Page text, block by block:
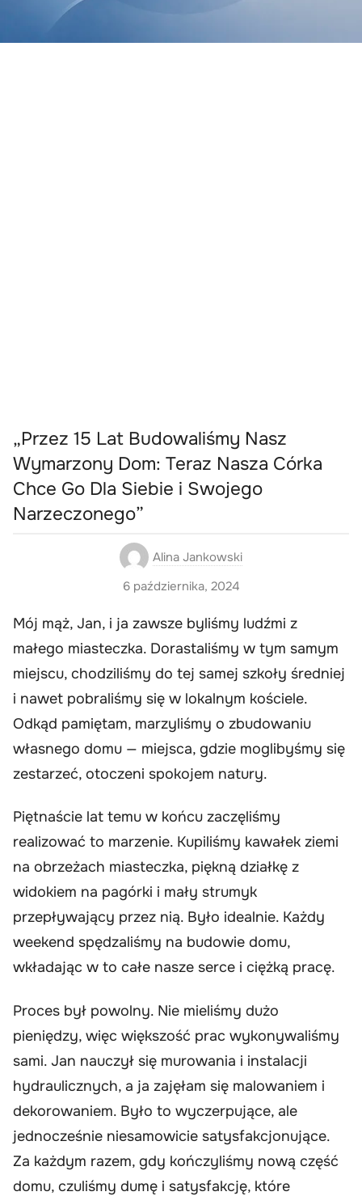
„Przez 15 Lat Budowaliśmy Nasz
Wymarzony Dom: Teraz Nasza Córka
Chce Go Dla Siebie i Swojego
Narzeczonego”
Alina Jankowski
6 października, 2024
Mój mąż, Jan, i ja zawsze byliśmy ludźmi z
małego miasteczka. Dorastaliśmy w tym samym
miejscu, chodziliśmy do tej samej szkoły średniej
i nawet pobraliśmy się w lokalnym kościele.
Odkąd pamiętam, marzyliśmy o zbudowaniu
własnego domu — miejsca, gdzie moglibyśmy się
zestarzeć, otoczeni spokojem natury.
Piętnaście lat temu w końcu zaczęliśmy
realizować to marzenie. Kupiliśmy kawałek ziemi
na obrzeżach miasteczka, piękną działkę z
widokiem na pagórki i mały strumyk
przepływający przez nią. Było idealnie. Każdy
weekend spędzaliśmy na budowie domu,
wkładając w to całe nasze serce i ciężką pracę.
Proces był powolny. Nie mieliśmy dużo
pieniędzy, więc większość prac wykonywaliśmy
sami. Jan nauczył się murowania i instalacji
hydraulicznych, a ja zajęłam się malowaniem i
dekorowaniem. Było to wyczerpujące, ale
jednocześnie niesamowicie satysfakcjonujące.
Za każdym razem, gdy kończyliśmy nową część
domu, czuliśmy dumę i satysfakcję, które